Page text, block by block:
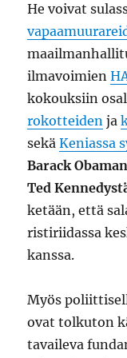
He voivat
ilmavoimien
kokouksiin
rokotteiden ja
sekäKeniassa
Barack Obaman
Ted
ketään, että
ristiriidassa
kanssa.
Myös
ovat tolkuton
tavaileva